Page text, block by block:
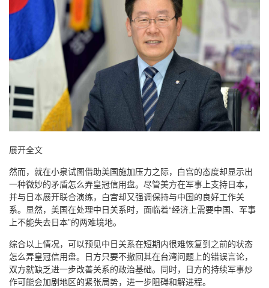
展开全文
然而，就在小泉试图借助美国施加压力之际，白宫的态度却显示出
一种微妙的矛盾怎么弄皇冠信用盘。尽管美方在军事上支持日本，
并与日本展开联合演练，白宫却又强调保持与中国的良好工作关
系。显然，美国在处理中日关系时，面临着“经济上需要中国、军事
上不能失去日本”的两难境地。
综合以上情况，可以预见中日关系在短期内很难恢复到之前的状态
怎么弄皇冠信用盘。日方只要不撤回其在台湾问题上的错误言论，
双方就缺乏进一步改善关系的政治基础。同时，日方的持续军事炒
作可能会加剧地区的紧张局势，进一步阻碍和解进程。